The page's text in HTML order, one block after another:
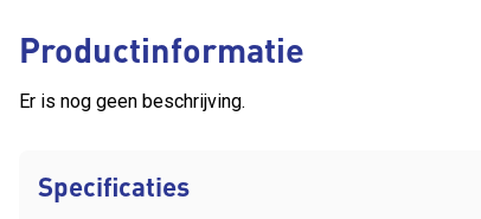
Productinformatie
Er is nog geen beschrijving.
Specificaties